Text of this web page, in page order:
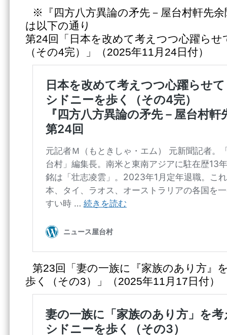
※『四方八方異論の矛先－屋台村軒先
は以下の通り
第24回「日本を改めて考えつつ心躍ら
（その4完）」（2025年11月24日付）
第23回「妻の一族に『家族のあり方』
歩く（その3）」（2025年11月17日付）